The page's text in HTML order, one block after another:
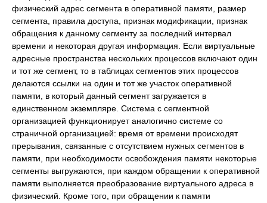
физический адрес сегмента в оперативной памяти, размер
сегмента, правила доступа, признак модификации, признак
обращения к данному сегменту за последний интервал
времени и некоторая другая информация. Если виртуальные
адресные пространства нескольких процессов включают один
и тот же сегмент, то в таблицах сегментов этих процессов
делаются ссылки на один и тот же участок оперативной
памяти, в который данный сегмент загружается в
единственном экземпляре. Система с сегментной
организацией функционирует аналогично системе со
страничной организацией: время от времени происходят
прерывания, связанные с отсутствием нужных сегментов в
памяти, при необходимости освобождения памяти некоторые
сегменты выгружаются, при каждом обращении к оперативной
памяти выполняется преобразование виртуального адреса в
физический. Кроме того, при обращении к памяти